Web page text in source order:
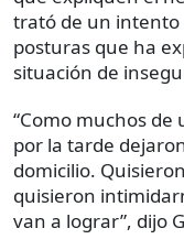
trató de un intento
posturas que ha
situación de
“Como muchos de
por la tarde
domicilio.
quisieron
van a lograr”, dijo